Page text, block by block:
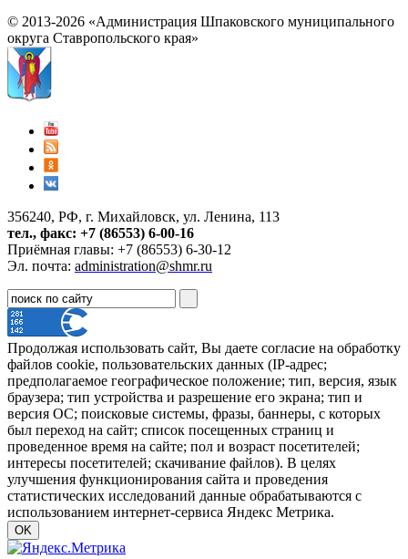
© 2013-2026 «Администрация Шпаковского муниципального
округа Ставропольского края»
356240, РФ, г. Михайловск, ул. Ленина, 113
тел., факс: +7 (86553) 6-00-16
Приёмная главы: +7 (86553) 6-30-12
Эл. почта: administration@shmr.ru
Продолжая использовать сайт, Вы даете согласие на обработку
файлов cookie, пользовательских данных (IP-адрес;
предполагаемое географическое положение; тип, версия, язык
браузера; тип устройства и разрешение его экрана; тип и
версия ОС; поисковые системы, фразы, баннеры, с которых
был переход на сайт; список посещенных страниц и
проведенное время на сайте; пол и возраст посетителей;
интересы посетителей; скачивание файлов). В целях
улучшения функционирования сайта и проведения
статистических исследований данные обрабатываются с
использованием интернет-сервиса Яндекс Метрика.
OK